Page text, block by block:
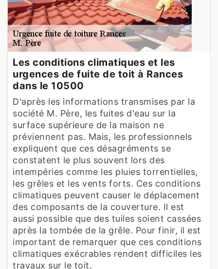
Les conditions climatiques et les
urgences de fuite de toit à Rances
dans le 10500
D'après les informations transmises par la
société M. Père, les fuites d'eau sur la
surface supérieure de la maison ne
préviennent pas. Mais, les professionnels
expliquent que ces désagréments se
constatent le plus souvent lors des
intempéries comme les pluies torrentielles,
les grêles et les vents forts. Ces conditions
climatiques peuvent causer le déplacement
des composants de la couverture. Il est
aussi possible que des tuiles soient cassées
après la tombée de la grêle. Pour finir, il est
important de remarquer que ces conditions
climatiques exécrables rendent difficiles les
travaux sur le toit.